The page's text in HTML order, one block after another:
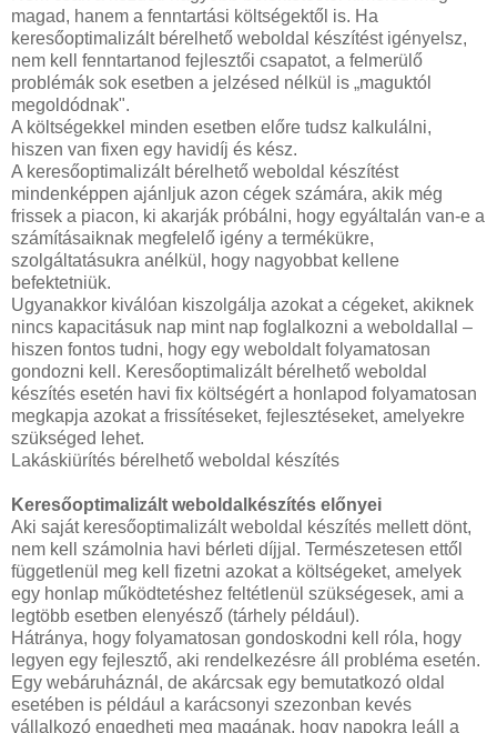
magad, hanem a fenntartási költségektől is. Ha
keresőoptimalizált bérelhető weboldal készítést igényelsz,
nem kell fenntartanod fejlesztői csapatot, a felmerülő
problémák sok esetben a jelzésed nélkül is „maguktól
megoldódnak".
A költségekkel minden esetben előre tudsz kalkulálni,
hiszen van fixen egy havidíj és kész.
A keresőoptimalizált bérelhető weboldal készítést
mindenképpen ajánljuk azon cégek számára, akik még
frissek a piacon, ki akarják próbálni, hogy egyáltalán van-e a
számításaiknak megfelelő igény a termékükre,
szolgáltatásukra anélkül, hogy nagyobbat kellene
befektetniük.
Ugyanakkor kiválóan kiszolgálja azokat a cégeket, akiknek
nincs kapacitásuk nap mint nap foglalkozni a weboldallal –
hiszen fontos tudni, hogy egy weboldalt folyamatosan
gondozni kell. Keresőoptimalizált bérelhető weboldal
készítés esetén havi fix költségért a honlapod folyamatosan
megkapja azokat a frissítéseket, fejlesztéseket, amelyekre
szükséged lehet.
Lakáskiürítés bérelhető weboldal készítés
Keresőoptimalizált weboldalkészítés előnyei
Aki saját keresőoptimalizált weboldal készítés mellett dönt,
nem kell számolnia havi bérleti díjjal. Természetesen ettől
függetlenül meg kell fizetni azokat a költségeket, amelyek
egy honlap működtetéshez feltétlenül szükségesek, ami a
legtöbb esetben elenyésző (tárhely például).
Hátránya, hogy folyamatosan gondoskodni kell róla, hogy
legyen egy fejlesztő, aki rendelkezésre áll probléma esetén.
Egy webáruháznál, de akárcsak egy bemutatkozó oldal
esetében is például a karácsonyi szezonban kevés
vállalkozó engedheti meg magának, hogy napokra leáll a